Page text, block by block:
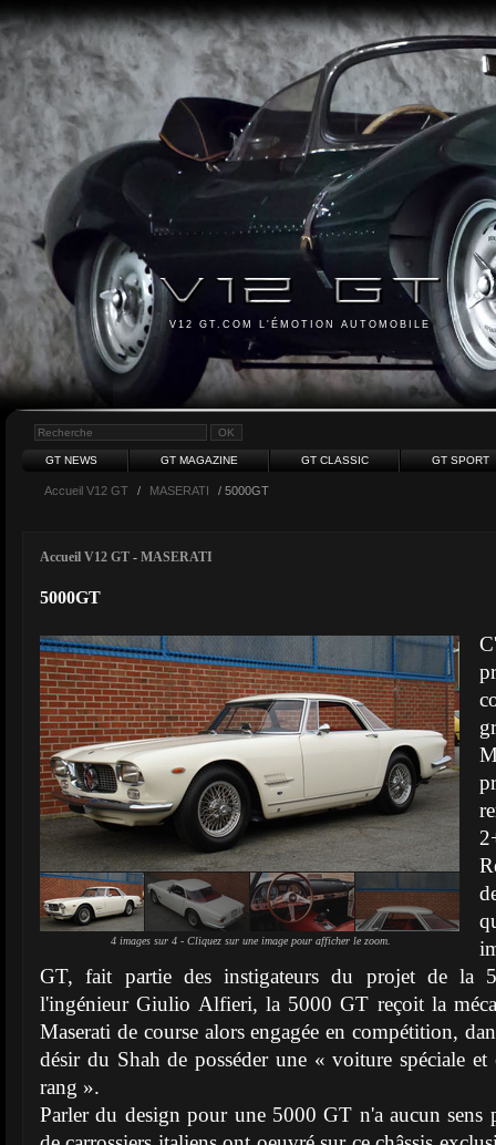
V12 GT.COM L'ÉMOTION AUTOMOBILE
GT NEWS GT MAGAZINE GT CLASSIC GT SPORT
Accueil V12 GT / MASERATI / 5000GT
Accueil V12 GT - MASERATI
5000GT
4 images sur 4 - Cliquez sur une image pour afficher le zoom.
GT, fait partie des instigateurs du projet de la
l'ingénieur Giulio Alfieri, la 5000 GT reçoit la
Maserati de course alors engagée en compétition,
désir du Shah de posséder une « voiture spéciale
rang ».
Parler du design pour une 5000 GT n'a aucun sens